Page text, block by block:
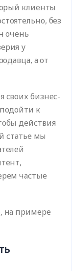
клиенты
без
очень
у
а от
своих бизнес-
к
действия
статье мы
частые
на примере